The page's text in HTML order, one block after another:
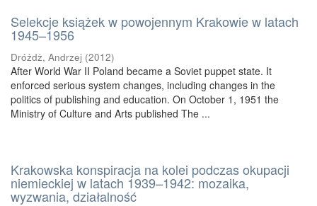
Selekcje książek w powojennym Krakowie w latach
1945–1956
Dróżdż, Andrzej (2012)
After World War II Poland became a Soviet puppet state. It
enforced serious system changes, including changes in the
politics of publishing and education. On October 1, 1951 the
Ministry of Culture and Arts published The ...
Krakowska konspiracja na kolei podczas okupacji
niemieckiej w latach 1939–1942: mozaika,
wyzwania, działalność